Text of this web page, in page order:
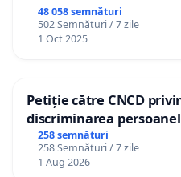
48 058 semnături
502 Semnături / 7 zile
1 Oct 2025
Petiție către CNCD
discriminarea
către utilizatorul TikTok
258 semnături
258 Semnături / 7 zile
1 Aug 2026